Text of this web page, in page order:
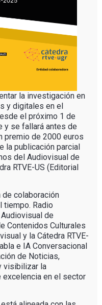
la investigación en
y digitales en el
el próximo 1 de
y se fallará antes de
premio de 2000 euros
la publicación parcial
del Audiovisual de
RTVE-US (Editorial
colaboración
tiempo. Radio
de
Contenidos Culturales
y la Cátedra RTVE-
e IA Conversacional
de Noticias,
visibilizar la
en el sector